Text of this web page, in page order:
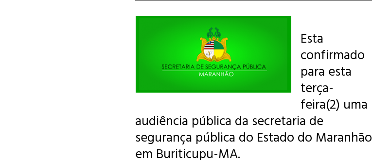
Esta
confirmado
para esta
terça-
feira(2) uma
audiência pública da secretaria de
segurança pública do Estado do Maranhão
em Buriticupu-MA.